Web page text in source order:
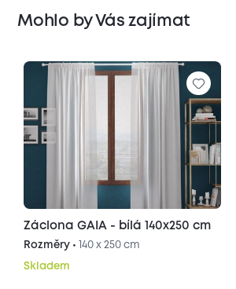
Mohlo by Vás zajímat
Záclona GAIA - bílá 140x250 cm
Rozměry • 140 x 250 cm
Skladem